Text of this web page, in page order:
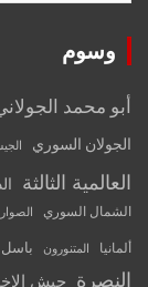
وسوم
أبو محمد
الجولان السوري
العالمية الثالثة
الشمال السوري
ألمانيا المتنورون
النصرة
جيش